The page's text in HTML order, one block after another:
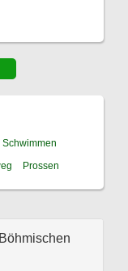
Schwimmen
Prossen